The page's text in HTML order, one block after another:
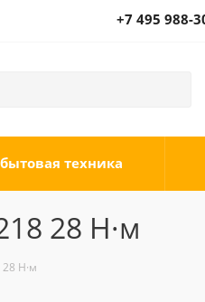
+7 495 988-
техника
28 Н·м
Н·м